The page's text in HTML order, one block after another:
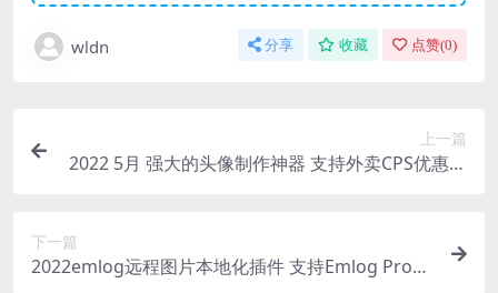
wldn 分享 收藏 点赞(0)
上一篇
2022 5月 强大的头像制作神器 支持外卖CPS优惠劵
下一篇
2022emlog远程图片本地化插件 支持Emlog Pro版